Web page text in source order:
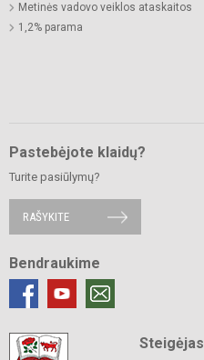
Metinės vadovo veiklos ataskaitos
1,2% parama
Pastebėjote klaidų?
Turite pasiūlymų?
RAŠYKITE
Bendraukime
Steigėjas